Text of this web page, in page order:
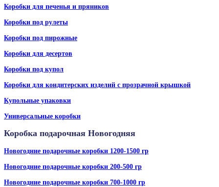
Коробки для печенья и пряников
Коробки под рулеты
Коробки под пирожные
Коробки для десертов
Коробки под купол
Коробки для кондитерских изделий с прозрачной крышкой
Купольные упаковки
Универсальные коробки
Коробка подарочная Новогодняя
Новогодние подарочные коробки 1200-1500 гр
Новогодние подарочные коробки 200-500 гр
Новогодние подарочные коробки 700-1000 гр